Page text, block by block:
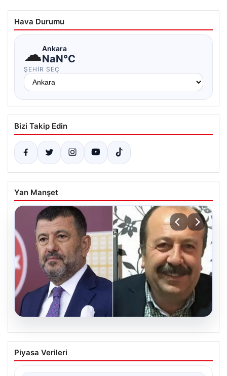
Hava Durumu
☁Ankara
NaN°C
ŞEHIR SEÇ
Bizi Takip Edin
Yan Manşet
06.08.2026
Veli Ağbaba’nın ağabeyi Hür Ağbaba
tutuklandı
Piyasa Verileri